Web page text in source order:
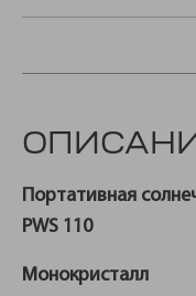
Портативная
PWS 110
Монокристалл